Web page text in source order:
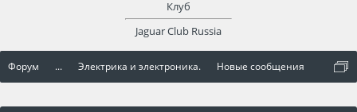
Форум ... Электрика и электроника. Новые сообщения
Клуб
Jaguar Club Russia
оват